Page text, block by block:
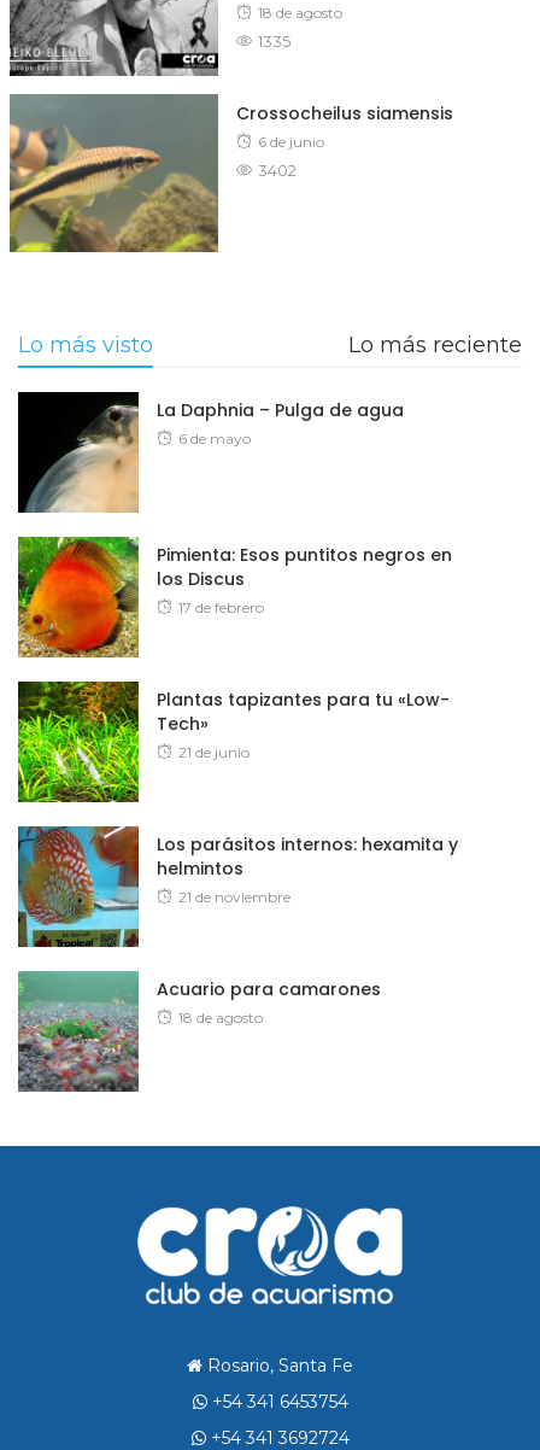
Posted
on
18 de agosto
1335
Crossocheilus siamensis
Posted
on
6 de junio
3402
Lo más visto Lo más reciente
La Daphnia – Pulga de agua
Posted
6 de mayo
Pimienta: Esos puntitos negros en
los Discus
Posted
17 de febrero
Plantas tapizantes para tu «Low-
Tech»
Posted
21 de junio
Los parásitos internos: hexamita y
helmintos
Posted
21 de noviembre
Acuario para camarones
Posted
18 de agosto
Rosario, Santa Fe
+54 341 6453754
+54 341 3692724